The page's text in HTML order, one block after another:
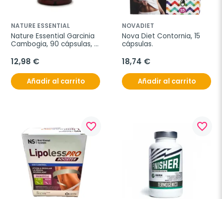
NATURE ESSENTIAL
Nature Essential Garcinia
Cambogia, 90 cápsulas,
12,98 €
Añadir al carrito
NOVADIET
Nova Diet Contornia, 15
cápsulas.
18,74 €
Añadir al carrito
favorite_border favorite_border